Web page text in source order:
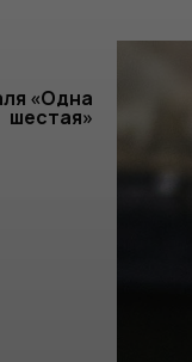
«Одна
шестая»